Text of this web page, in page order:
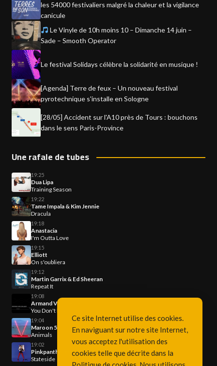
les 54000 festivaliers malgré la chaleur et la vigilance
canicule
Le Vinyle de 10h moins 10 – Dimanche 14 juin –
Sade – Smooth Operator
Le festival Solidays célèbre la solidarité en musique !
[Agenda] Terre de feux – Un nouveau festival
pyrotechnique s'installe en Sologne
[28/05] Accident sur l'A10 près de Tours : bouchons
dans le sens Paris-Province
Une rafale de tubes
19:25
Dua Lipa
Training Season
19:22
Tame Impala & Kim Jennie
Dracula
19:18
Anastacia
I'm Outta Love
19:15
Elliott
On s'oubliera
19:12
Martin Garrix & Ed Sheeran
Repeat It
19:08
Armand Van Helden
You Don't Now Me
19:04
Maroon 5
Animals
19:02
Pinkpantheress & Zara Larsson
Stateside
Ce site Internet utilise des cookies.
En naviguant sur notre site Internet,
vous acceptez l'utilisation des
cookies telle que décrite dans la